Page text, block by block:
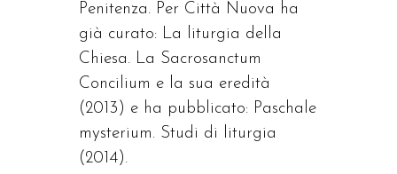
Penitenza. Per Città Nuova ha
già curato: La liturgia della
Chiesa. La Sacrosanctum
Concilium e la sua eredità
(2013) e ha pubblicato: Paschale
mysterium. Studi di liturgia
(2014).